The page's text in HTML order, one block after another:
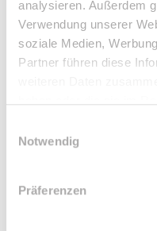
analysieren. Außerdem
Verwendung unserer
soziale Medien,
Partner führen diese
Notwendig
Präferenzen
Frau Peggy Günther